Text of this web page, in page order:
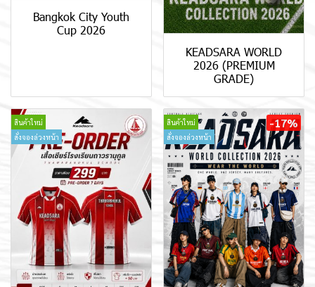
Bangkok City Youth
Cup 2026
KEADSARA WORLD
2026 (PREMIUM
GRADE)
สินค้าใหม่
สั่งจองล่วงหน้า
สินค้าใหม่
สั่งจองล่วงหน้า
-17%